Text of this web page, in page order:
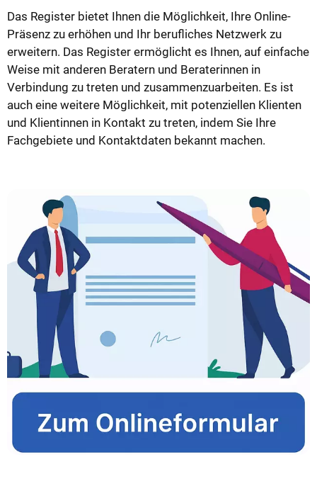
Das Register bietet Ihnen die Möglichkeit, Ihre Online-
Präsenz zu erhöhen und Ihr berufliches Netzwerk zu
erweitern. Das Register ermöglicht es Ihnen, auf einfache
Weise mit anderen Beratern und Beraterinnen in
Verbindung zu treten und zusammenzuarbeiten. Es ist
auch eine weitere Möglichkeit, mit potenziellen Klienten
und Klientinnen in Kontakt zu treten, indem Sie Ihre
Fachgebiete und Kontaktdaten bekannt machen.